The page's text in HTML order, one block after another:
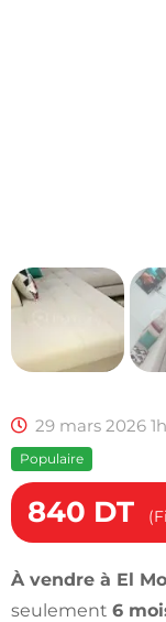
29 mars 2026
Populaire
840 DT
À vendre à El
seulement 6